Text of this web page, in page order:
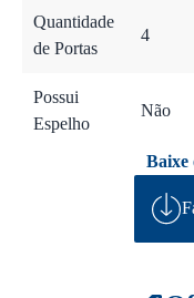
Quantidade
de Portas
4
Possui
Espelho
Não
Baixe